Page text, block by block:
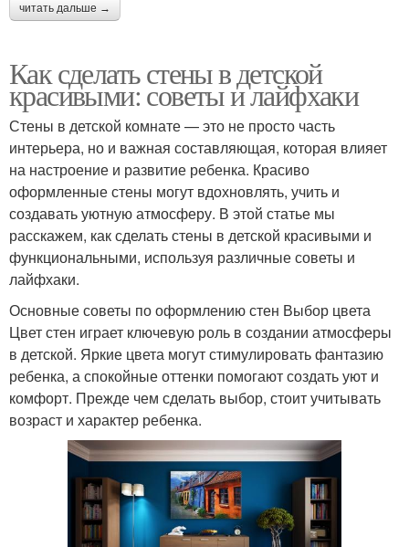
читать дальше →
Как сделать стены в детской
красивыми: советы и лайфхаки
Стены в детской комнате — это не просто часть
интерьера, но и важная составляющая, которая влияет
на настроение и развитие ребенка. Красиво
оформленные стены могут вдохновлять, учить и
создавать уютную атмосферу. В этой статье мы
расскажем, как сделать стены в детской красивыми и
функциональными, используя различные советы и
лайфхаки.
Основные советы по оформлению стен Выбор цвета
Цвет стен играет ключевую роль в создании атмосферы
в детской. Яркие цвета могут стимулировать фантазию
ребенка, а спокойные оттенки помогают создать уют и
комфорт. Прежде чем сделать выбор, стоит учитывать
возраст и характер ребенка.